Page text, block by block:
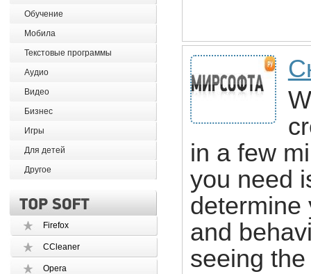
Обучение
Мобила
Текстовые программы
Аудио
Видео
Бизнес
Игры
Для детей
Другое
Firefox
CCleaner
Opera
in a few
you need
determine
and
seeing